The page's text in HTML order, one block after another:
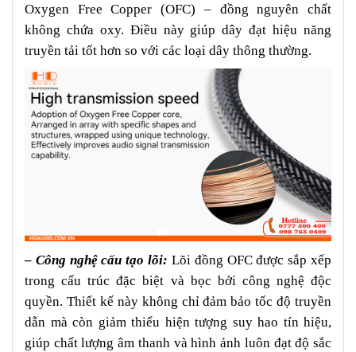
Oxygen Free Copper (OFC) – đồng nguyên chất
không chứa oxy. Điều này giúp dây đạt hiệu năng
truyền tải tốt hơn so với các loại dây thông thường.
– Công nghệ cấu tạo lõi: Lõi đồng OFC được sắp xếp
trong cấu trúc đặc biệt và bọc bởi công nghệ độc
quyền. Thiết kế này không chỉ đảm bảo tốc độ truyền
dẫn mà còn giảm thiểu hiện tượng suy hao tín hiệu,
giúp chất lượng âm thanh và hình ảnh luôn đạt độ sắc